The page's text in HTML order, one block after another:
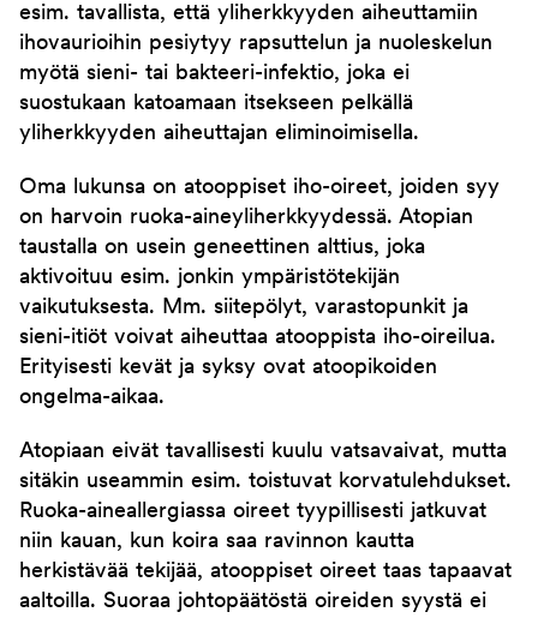
esim. tavallista, että yliherkkyyden aiheuttamiin
ihovaurioihin pesiytyy rapsuttelun ja nuoleskelun
myötä sieni- tai bakteeri-infektio, joka ei
suostukaan katoamaan itsekseen pelkällä
yliherkkyyden aiheuttajan eliminoimisella.
Oma lukunsa on atooppiset iho-oireet, joiden syy
on harvoin ruoka-aineyliherkkyydessä. Atopian
taustalla on usein geneettinen alttius, joka
aktivoituu esim. jonkin ympäristötekijän
vaikutuksesta. Mm. siitepölyt, varastopunkit ja
sieni-itiöt voivat aiheuttaa atooppista iho-oireilua.
Erityisesti kevät ja syksy ovat atoopikoiden
ongelma-aikaa.
Atopiaan eivät tavallisesti kuulu vatsavaivat, mutta
sitäkin useammin esim. toistuvat korvatulehdukset.
Ruoka-aineallergiassa oireet tyypillisesti jatkuvat
niin kauan, kun koira saa ravinnon kautta
herkistävää tekijää, atooppiset oireet taas tapaavat
aaltoilla. Suoraa johtopäätöstä oireiden syystä ei